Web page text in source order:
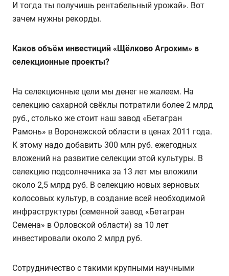
И тогда ты получишь рентабельный урожай». Вот
зачем нужны рекорды.
Каков объём инвестиций «Щёлково Агрохим» в
селекционные проекты?
На селекционные цели мы денег не жалеем. На
селекцию сахарной свёклы потратили более 2 млрд
руб., столько же стоит наш завод «Бетагран
Рамонь» в Воронежской области в ценах 2011 года.
К этому надо добавить 300 млн руб. ежегодных
вложений на развитие селекции этой культуры. В
селекцию подсолнечника за 13 лет мы вложили
около 2,5 млрд руб. В селекцию новых зерновых
колосовых культур, в создание всей необходимой
инфраструктуры (семенной завод «Бетагран
Семена» в Орловской области) за 10 лет
инвестировали около 2 млрд руб.
Сотрудничество с такими крупными научными